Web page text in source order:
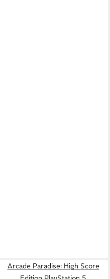
Arcade Paradise: High Score